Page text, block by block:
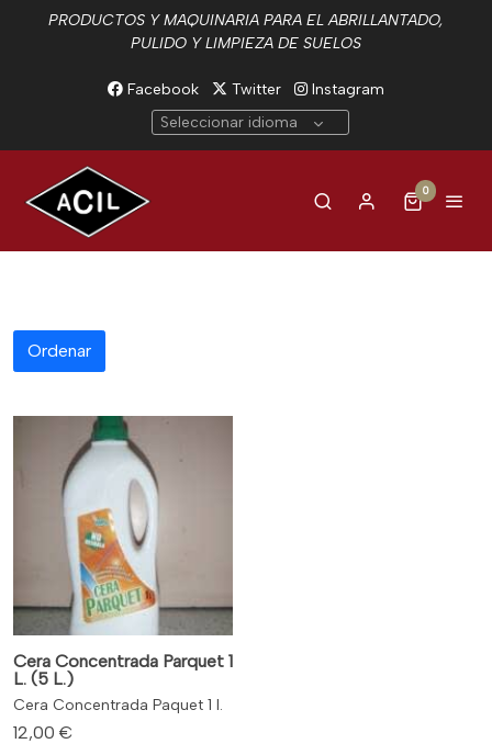
PRODUCTOS Y MAQUINARIA PARA EL ABRILLANTADO,
PULIDO Y LIMPIEZA DE SUELOS
Facebook Twitter
Instagram
Seleccionar idioma
0
Ordenar
Cera Concentrada Parquet 1
L. (5 L.)
Cera Concentrada Paquet 1 l.
12,00 €